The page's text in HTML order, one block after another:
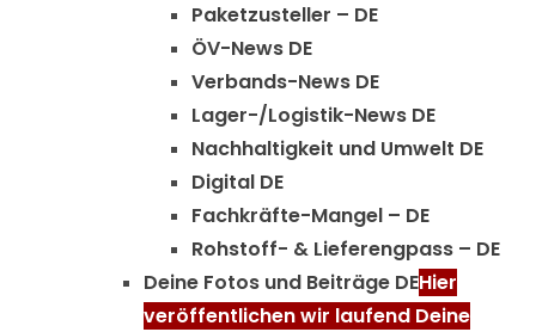
Paketzusteller – DE
ÖV-News DE
Verbands-News DE
Lager-/Logistik-News DE
Nachhaltigkeit und Umwelt DE
Digital DE
Fachkräfte-Mangel – DE
Rohstoff- & Lieferengpass – DE
Deine Fotos und Beiträge DEHier
veröffentlichen wir laufend Deine